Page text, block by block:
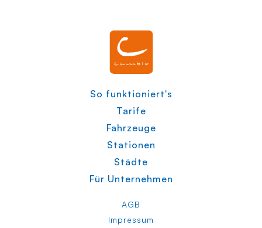
So funktioniert's
Tarife
Fahrzeuge
Stationen
Städte
Für Unternehmen
AGB
Impressum